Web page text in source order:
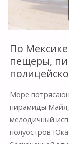
По
пещеры,
Море
пирамиды Майя,
мелодичный
полуостров